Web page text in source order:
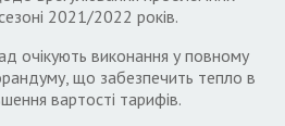
2021/2022 років.
очікують виконання у повному
що забезпечить тепло в
вартості тарифів.